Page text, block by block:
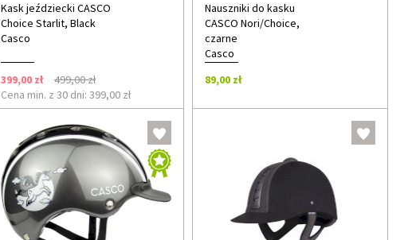
Kask jeździecki CASCO
Choice Starlit, Black
Casco
399,00 zł
499,00 zł
Cena min. z 30 dni: 399,00 zł
Nauszniki do kasku
CASCO Nori/Choice,
czarne
Casco
89,00 zł